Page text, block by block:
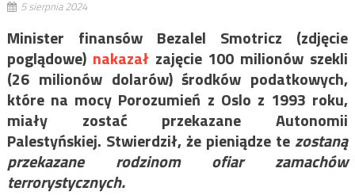
5 sierpnia 2024
Minister finansów Bezalel Smotricz (zdjęcie
poglądowe) nakazałzajęcie 100 milionów szekli
(26 milionów dolarów) środków podatkowych,
które na mocy Porozumień z Oslo z 1993 roku,
miały zostać przekazane Autonomii
Palestyńskiej. Stwierdził, że pieniądze te zostaną
przekazane rodzinom ofiar zamachów
terrorystycznych.